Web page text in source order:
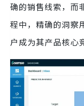
确的销售线索，而
程中，精确的洞察
户成为其产品核心